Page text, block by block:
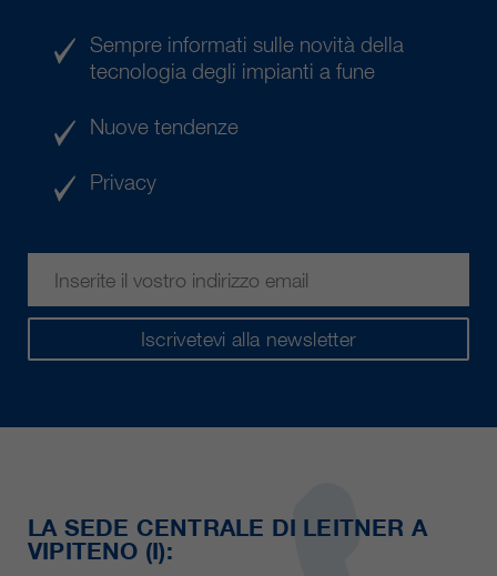
Iscrivetevi alla newsletter
Sempre informati sulle novità della
tecnologia degli impianti a fune
Nuove tendenze
Privacy
LA SEDE CENTRALE DI LEITNER A
VIPITENO (I):